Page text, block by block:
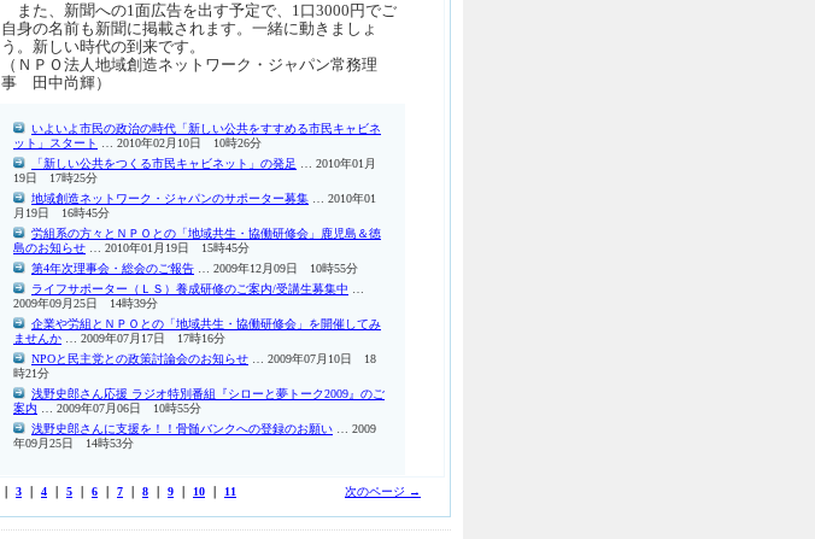
また、新聞への1面広告を出す予定で、1口3000円でご
自身の名前も新聞に掲載されます。一緒に動きましょ
う。新しい時代の到来です。
（ＮＰＯ法人地域創造ネットワーク・ジャパン常務理
事 田中尚輝）
いよいよ市民の政治の時代「新しい公共をすすめる市民キャビネ
ット」スタート
… 2010年02月10日 10時26分
「新しい公共をつくる市民キャビネット」の発足 … 2010年01月
19日 17時25分
地域創造ネットワーク・ジャパンのサポーター募集 … 2010年01
月19日 16時45分
労組系の方々とＮＰＯとの「地域共生・協働研修会」鹿児島＆徳
島のお知らせ … 2010年01月19日 15時45分
第4年次理事会・総会のご報告 … 2009年12月09日 10時55分
ライフサポーター（ＬＳ）養成研修のご案内/受講生募集中
2009年09月25日 14時39分
企業や労組とＮＰＯとの「地域共生・協働研修会」を開催してみ
ませんか … 2009年07月17日 17時16分
NPOと民主党との政策討論会のお知らせ … 2009年07月10日 18
時21分
浅野史郎さん応援 ラジオ特別番組『シローと夢トーク2009』のご
案内 … 2009年07月06日 10時55分
浅野史郎さんに支援を！！骨髄バンクへの登録のお願い … 2009
年09月25日 14時53分
3 4 5 6 7 8 9 10 11 次のページ →